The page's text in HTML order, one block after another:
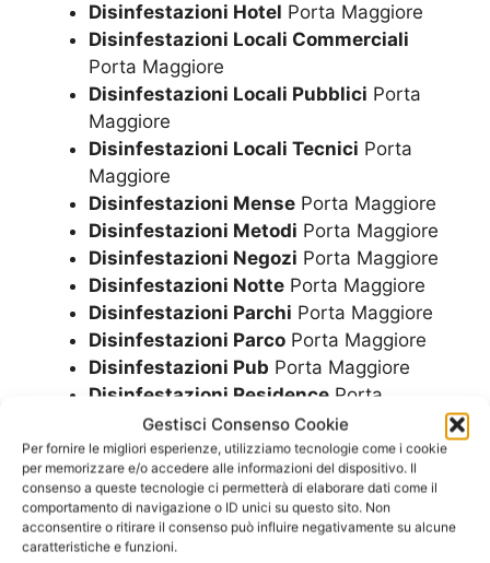
Gestisci Consenso Cookie
Per fornire le migliori esperienze, utilizziamo tecnologie come i cookie
per memorizzare e/o accedere alle informazioni del dispositivo. Il
consenso a queste tecnologie ci permetterà di elaborare dati come il
comportamento di navigazione o ID unici su questo sito. Non
acconsentire o ritirare il consenso può influire negativamente su alcune
caratteristiche e funzioni.
Disinfestazioni Hotel Porta Maggiore
Disinfestazioni Locali Commerciali
Porta Maggiore
Disinfestazioni Locali Pubblici Porta
Maggiore
Disinfestazioni Locali Tecnici Porta
Maggiore
Disinfestazioni Mense Porta Maggiore
Disinfestazioni Metodi Porta Maggiore
Disinfestazioni Negozi Porta Maggiore
Disinfestazioni Notte Porta Maggiore
Disinfestazioni Parchi Porta Maggiore
Disinfestazioni Parco Porta Maggiore
Disinfestazioni Pub Porta Maggiore
Disinfestazioni Residence Porta
Maggiore
Disinfestazioni RistorantePorta
Maggiore
Disinfestazioni RistorantiPorta
Maggiore